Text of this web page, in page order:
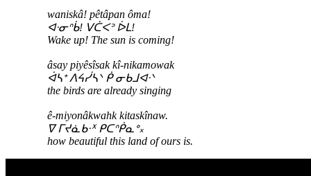
waniskâ! pêtâpan ôma!
ᐊᐧᓂᐢᑳ! ᐯᑖᐸᐣ ᐆᒪ!
Wake up! The sun is coming!
âsay piyêsîsak kî-nikamowak
ᐋᓴᕀ ᐱᔦᓰᓴᐠ ᑮ ᓂᑲᒧᐊᐧᐠ
the birds are already singing
ê-miyonâkwahk kitaskînaw.
ᐁ ᒥᔪᓈᑲᐧᕁ ᑭᑕᐢᑮᓇᐤ᙮
how beautiful this land of ours is.